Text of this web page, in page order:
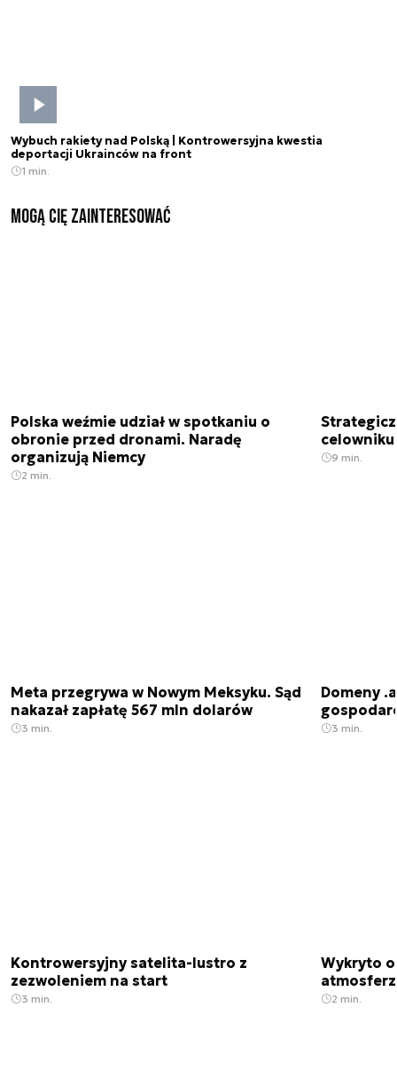
Wybuch rakiety nad Polską | Kontrowersyjna kwestia
deportacji Ukrainców na front
1 min.
Mogą Cię zainteresować
Polska weźmie udział w spotkaniu o
obronie przed dronami. Naradę
organizują Niemcy
2 min.
9 min.
Meta przegrywa w Nowym Meksyku. Sąd
nakazał zapłatę 567 mln dolarów
3 min.
Domeny
3 min.
Kontrowersyjny satelita-lustro z
zezwoleniem na start
3 min.
Wykryto
2 min.